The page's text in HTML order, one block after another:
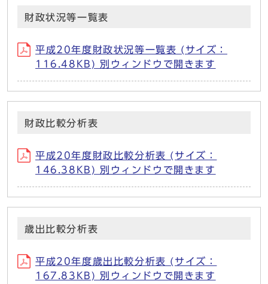
財政状況等一覧表
平成20年度財政状況等一覧表 (サイズ：
116.48KB) 別ウィンドウで開きます
財政比較分析表
平成20年度財政比較分析表 (サイズ：
146.38KB) 別ウィンドウで開きます
歳出比較分析表
平成20年度歳出比較分析表 (サイズ：
167.83KB) 別ウィンドウで開きます